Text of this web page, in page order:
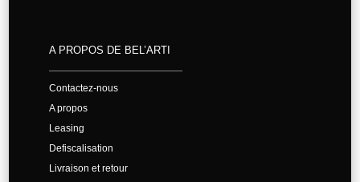
A PROPOS DE BEL’ARTI
Contactez-nous
A propos
Leasing
Defiscalisation
Livraison et retour